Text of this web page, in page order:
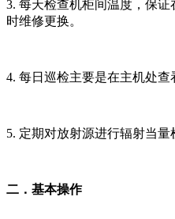
3. 每天检查机柜间温度，保
时维修更换。
4. 每日巡检主要是在主机处
5. 定期对放射源进行辐射当量
二．基本操作